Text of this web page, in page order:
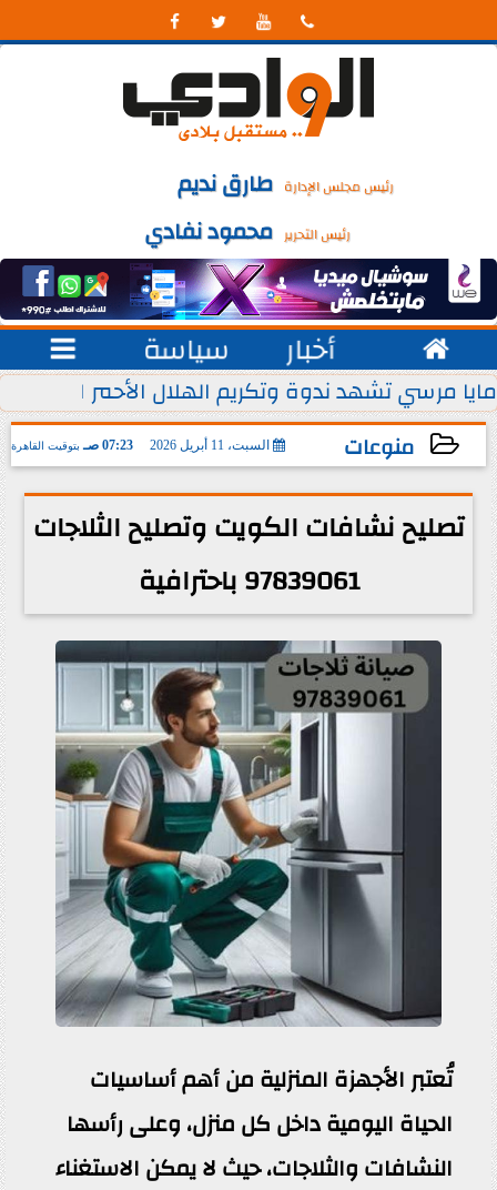
   
رئيس مجلس الإدارة طارق نديم
رئيس التحرير محمود نفادي
 أخبار سياسة 
يوليو من كل عام
مايا مرسي تشهد ندوة وتكريم الهلال الأحمر
منوعات السبت، 11 أبريل 2026 07:23 صـ بتوقيت القاهرة
2026-04-11 07:23:31
تصليح نشافات الكويت وتصليح الثلاجات
97839061 باحترافية
تُعتبر الأجهزة المنزلية من أهم أساسيات
الحياة اليومية داخل كل منزل، وعلى رأسها
النشافات والثلاجات، حيث لا يمكن الاستغناء